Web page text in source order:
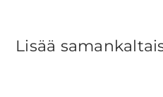
Lisää